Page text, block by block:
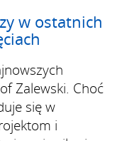
w ostatnich
Zalewski. Choć
się w
i